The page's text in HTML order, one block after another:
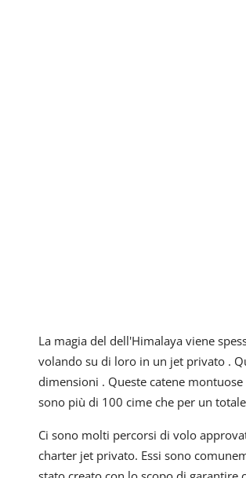
La magia del dell'Himalaya viene
volando su di loro in un jet privato .
dimensioni . Queste catene
sono più di 100 cime che per un
Ci sono molti percorsi di volo
charter jet privato. Essi sono